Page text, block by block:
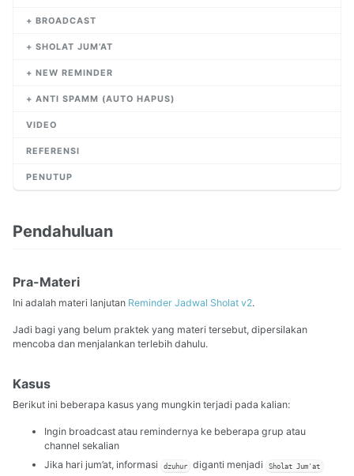
+ BROADCAST
+ SHOLAT JUM’AT
+ NEW REMINDER
+ ANTI SPAMM (AUTO HAPUS)
VIDEO
REFERENSI
PENUTUP
Pendahuluan
Pra-Materi
Ini adalah materi lanjutan Reminder Jadwal Sholat v2.
Jadi bagi yang belum praktek yang materi tersebut, dipersilakan
mencoba dan menjalankan terlebih dahulu.
Kasus
Berikut ini beberapa kasus yang mungkin terjadi pada kalian:
Ingin broadcast atau remindernya ke beberapa grup atau
channel sekalian
Jika hari jum’at, informasi
dzuhur diganti menjadi Sholat Jum'at